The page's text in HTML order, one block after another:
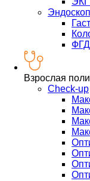
Взрослая
Check-up